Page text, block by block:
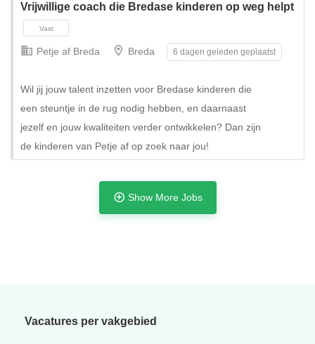
Vrijwillige coach die Bredase kinderen op weg helpt
Petje af Breda Breda 6 dagen geleden geplaatst
Wil jij jouw talent inzetten voor Bredase kinderen die
een steuntje in de rug nodig hebben, en daarnaast
jezelf en jouw kwaliteiten verder ontwikkelen? Dan zijn
de kinderen van Petje af op zoek naar jou!
Show More Jobs
Vacatures per vakgebied